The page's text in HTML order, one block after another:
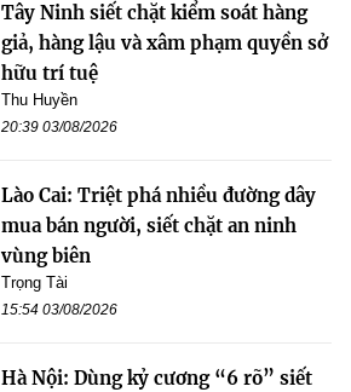
Tây Ninh siết chặt kiểm soát hàng
giả, hàng lậu và xâm phạm quyền sở
hữu trí tuệ
Thu Huyền
20:39 03/08/2026
Lào Cai: Triệt phá nhiều đường dây
mua bán người, siết chặt an ninh
vùng biên
Trọng Tài
15:54 03/08/2026
Hà Nội: Dùng kỷ cương “6 rõ” siết